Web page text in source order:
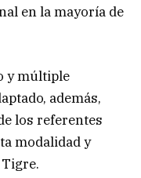
en la mayoría de
y múltiple
además,
los referentes
modalidad y